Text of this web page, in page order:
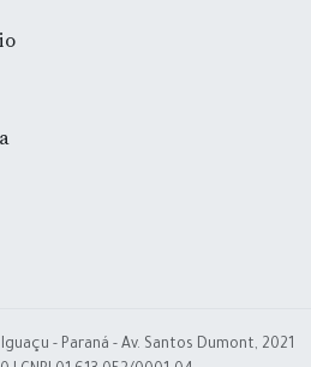
- Paraná - Av. Santos Dumont, 2021